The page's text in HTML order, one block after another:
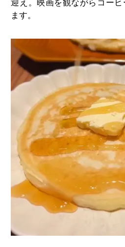
迎え。映画を観ながらコー
ます。